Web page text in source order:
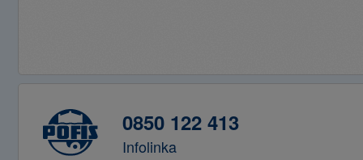
0850 122 413
Infolinka